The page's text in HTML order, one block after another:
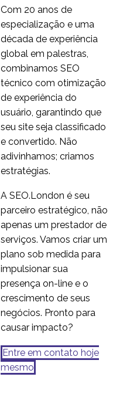
Com 20 anos de
especialização e uma
década de experiência
global em palestras,
combinamos SEO
técnico com otimização
de experiência do
usuário, garantindo que
seu site seja classificado
e convertido. Não
adivinhamos; criamos
estratégias.
A SEO.London é seu
parceiro estratégico, não
apenas um prestador de
serviços. Vamos criar um
plano sob medida para
impulsionar sua
presença on-line e o
crescimento de seus
negócios. Pronto para
causar impacto?
Entre em contato hoje
mesmo